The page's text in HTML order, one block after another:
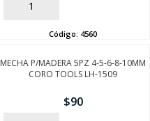
AÑADIR
Código: 4560
MECHA P/MADERA 5PZ 4-5-6-8-10MM
CORO TOOLS LH-1509
$90